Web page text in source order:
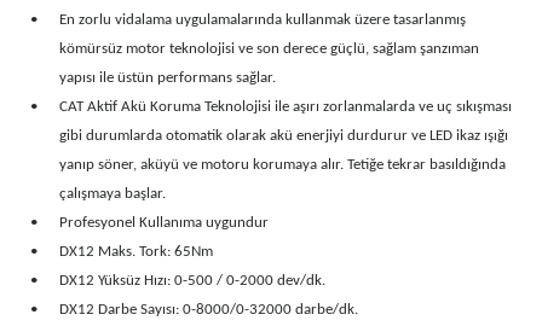
•
En zorlu vidalama uygulamalarında kullanmak üzere tasarlanmış
kömürsüz motor teknolojisi ve son derece güçlü, sağlam şanzıman
yapısı ile üstün performans sağlar.
•
CAT Aktif Akü Koruma Teknolojisi ile aşırı zorlanmalarda ve uç sıkışması
gibi durumlarda otomatik olarak akü enerjiyi durdurur ve LED ikaz ışığı
yanıp söner, aküyü ve motoru korumaya alır. Tetiğe tekrar basıldığında
çalışmaya başlar.
•
Profesyonel Kullanıma uygundur
•
DX12 Maks. Tork: 65Nm
•
DX12 Yüksüz Hızı: 0-500 / 0-2000 dev/dk.
•
DX12 Darbe Sayısı: 0-8000/0-32000 darbe/dk.